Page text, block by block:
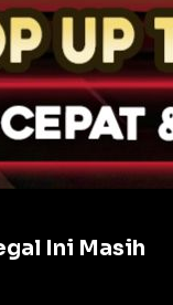
Ini Masih